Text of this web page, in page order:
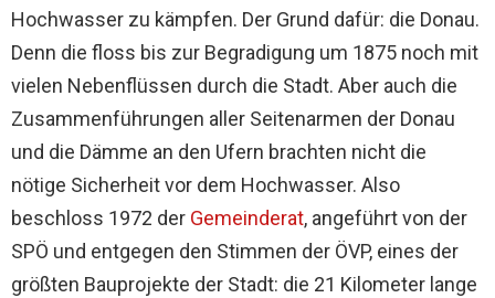
Hochwasser zu kämpfen. Der Grund dafür: die Donau.
Denn die floss bis zur Begradigung um 1875 noch mit
vielen Nebenflüssen durch die Stadt. Aber auch die
Zusammenführungen aller Seitenarmen der Donau
und die Dämme an den Ufern brachten nicht die
nötige Sicherheit vor dem Hochwasser. Also
beschloss 1972 der Gemeinderat, angeführt von der
SPÖ und entgegen den Stimmen der ÖVP, eines der
größten Bauprojekte der Stadt: die 21 Kilometer lange